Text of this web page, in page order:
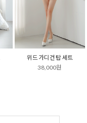
위드 가디건 탑 세트
38,000원